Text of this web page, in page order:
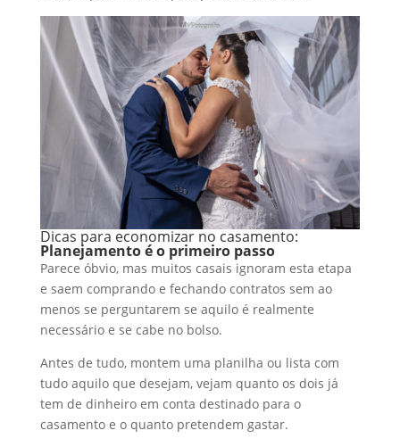
Dicas para economizar no casamento:
Planejamento é o primeiro passo
Parece óbvio, mas muitos casais ignoram esta etapa
e saem comprando e fechando contratos sem ao
menos se perguntarem se aquilo é realmente
necessário e se cabe no bolso.
Antes de tudo, montem uma planilha ou lista com
tudo aquilo que desejam, vejam quanto os dois já
tem de dinheiro em conta destinado para o
casamento e o quanto pretendem gastar.